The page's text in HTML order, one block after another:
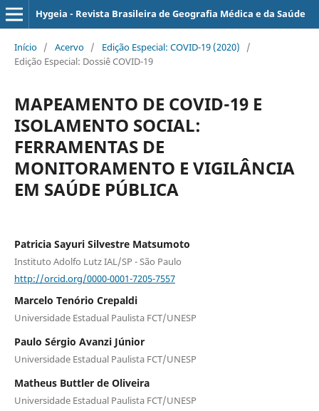
Hygeia - Revista Brasileira de Geografia Médica e da Saúde
Início / Acervo / Edição Especial: COVID-19 (2020)
/
Edição Especial: Dossiê COVID-19
MAPEAMENTO DE COVID-19 E
ISOLAMENTO SOCIAL:
FERRAMENTAS DE
MONITORAMENTO E VIGILÂNCIA
EM SAÚDE PÚBLICA
Patricia Sayuri Silvestre Matsumoto
Instituto Adolfo Lutz IAL/SP - São Paulo
http://orcid.org/0000-0001-7205-7557
Marcelo Tenório Crepaldi
Universidade Estadual Paulista FCT/UNESP
Paulo Sérgio Avanzi Júnior
Universidade Estadual Paulista FCT/UNESP
Matheus Buttler de Oliveira
Universidade Estadual Paulista FCT/UNESP